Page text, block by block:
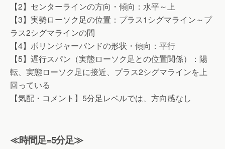
【2】センターラインの方向・傾向：水平～上
【3】実勢ローソク足の位置：プラス1シグマライン～プ
ラス2シグマラインの間
【4】ボリンジャーバンドの形状・傾向：平行
【5】遅行スパン（実態ローソク足との位置関係）：陽
転、実態ローソク足に接近、プラス2シグマラインを上
回っている
【気配・コメント】5分足レベルでは、方向感なし
≪時間足=5分足≫